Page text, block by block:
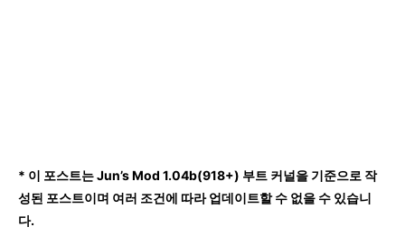
* 이 포스트는 Jun’s Mod 1.04b(918+) 부트 커널을 기준으로 작
성된 포스트이며 여러 조건에 따라 업데이트할 수 없을 수 있습니
다.